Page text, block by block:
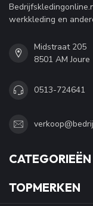
werkkleding en
Midstraat 205
8501 AM Joure
0513-724641
CATEGORIEËN
TOPMERKEN